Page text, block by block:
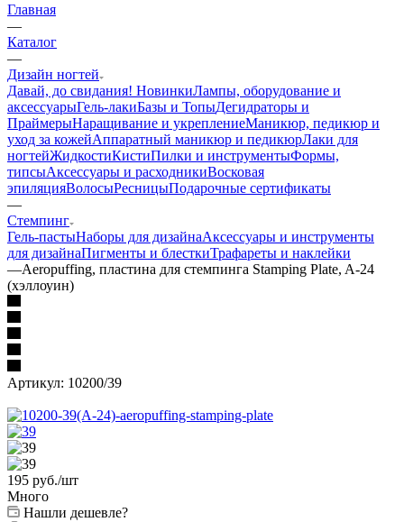
Главная
—
Каталог
—
Дизайн ногтей
Давай, до свидания! НовинкиЛампы, оборудование и
аксессуарыГель-лакиБазы и ТопыДегидраторы и
ПраймерыНаращивание и укреплениеМаникюр, педикюр и
уход за кожейАппаратный маникюр и педикюрЛаки для
ногтейЖидкостиКистиПилки и инструментыФормы,
типсыАксессуары и расходникиВосковая
эпиляцияВолосыРесницыПодарочные сертификаты
—
Стемпинг
Гель-пастыНаборы для дизайнаАксессуары и инструменты
для дизайнаПигменты и блесткиТрафареты и наклейки
—Aeropuffing, пластина для стемпинга Stamping Plate, A-24
(хэллоуин)
Артикул: 10200/39
195 руб./шт
Много
Нашли дешевле?